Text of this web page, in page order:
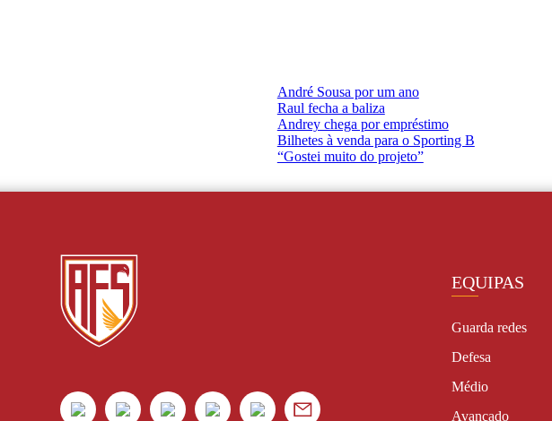
André Sousa por um ano
Raul fecha a baliza
Andrey chega por empréstimo
Bilhetes à venda para o Sporting B
“Gostei muito do projeto”
EQUIPAS
Guarda redes
Defesa
Médio
Avançado